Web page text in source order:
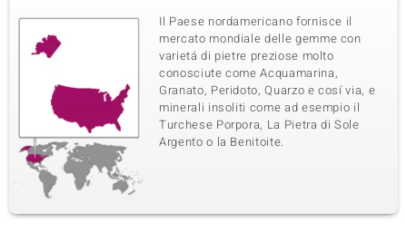
Il Paese nordamericano fornisce il
mercato mondiale delle gemme con
varietá di pietre preziose molto
conosciute come Acquamarina,
Granato, Peridoto, Quarzo e cosí via, e
minerali insoliti come ad esempio il
Turchese Porpora, La Pietra di Sole
Argento o la Benitoite.